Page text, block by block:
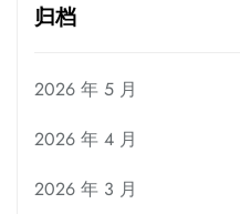
归档
2026 年 5 月
2026 年 4 月
2026 年 3 月